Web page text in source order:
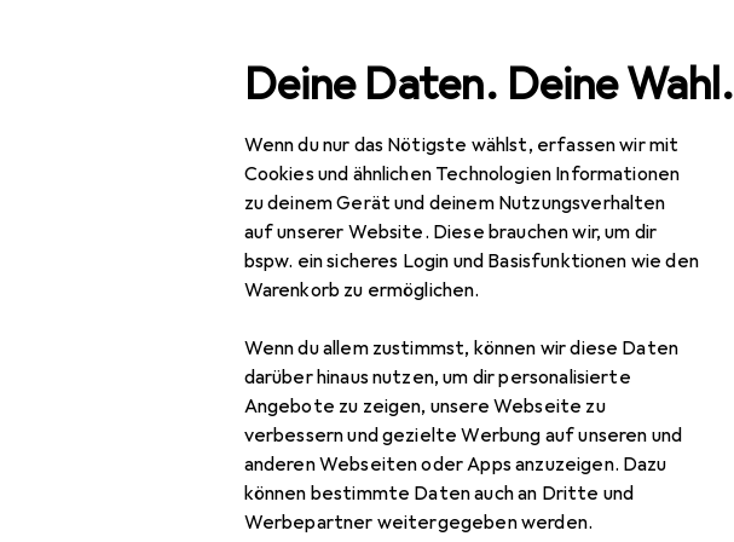
Deine Daten. Deine Wahl.
Wenn du nur das Nötigste wählst, erfassen wir mit
Cookies und ähnlichen Technologien Informationen
zu deinem Gerät und deinem Nutzungsverhalten
auf unserer Website. Diese brauchen wir, um dir
bspw. ein sicheres Login und Basisfunktionen wie den
Warenkorb zu ermöglichen.
Wenn du allem zustimmst, können wir diese Daten
darüber hinaus nutzen, um dir personalisierte
Angebote zu zeigen, unsere Webseite zu
verbessern und gezielte Werbung auf unseren und
anderen Webseiten oder Apps anzuzeigen. Dazu
können bestimmte Daten auch an Dritte und
Werbepartner weitergegeben werden.
Navigation nach Kategorien
Gesamtsortiment IT + Multimedia Smartphones + Tablets